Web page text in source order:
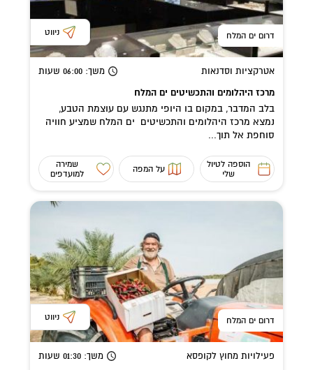
דרום ים המלח ניווט
אטרקציות וסדנאות משך: 06:00 שעות
מרכז היהלומים והתכשיטים ים המלח
בלב המדבר, במקום בו היופי מתנגש עם עוצמת הטבע,
נמצא מרכז היהלומים והתכשיטים ים המלח שמציע חוויה
סוחפת אל תוך...
הוספה לטיול
שלי
על המפה
שמירה
למועדפים
דרום ים המלח ניווט
פעילויות מחוץ לקופסא משך: 01:30 שעות